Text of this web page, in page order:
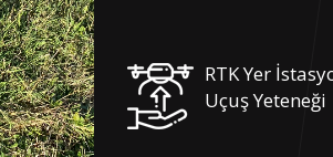
RTK Yer
Uçuş Yeteneği